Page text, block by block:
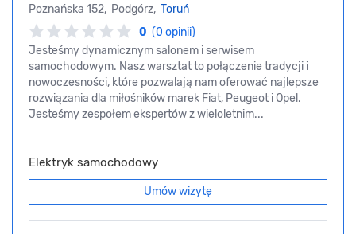
Poznańska 152, Podgórz, Toruń
0 (0 opinii)
Jesteśmy dynamicznym salonem i serwisem
samochodowym. Nasz warsztat to połączenie tradycji i
nowoczesności, które pozwalają nam oferować najlepsze
rozwiązania dla miłośników marek Fiat, Peugeot i Opel.
Jesteśmy zespołem ekspertów z wieloletnim...
Elektryk samochodowy
Umów wizytę